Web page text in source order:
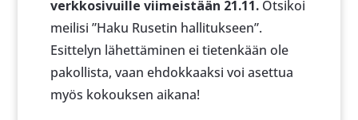
verkkosivuille viimeistään 21.11. Otsikoi
meilisi ”Haku Rusetin hallitukseen”.
Esittelyn lähettäminen ei tietenkään ole
pakollista, vaan ehdokkaaksi voi asettua
myös kokouksen aikana!